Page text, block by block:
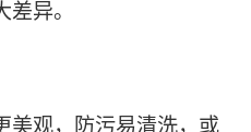
异。
美观，防污易清洗，或